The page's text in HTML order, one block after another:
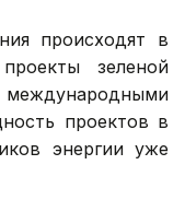
происходят в
зеленой
проектов в
энергии уже